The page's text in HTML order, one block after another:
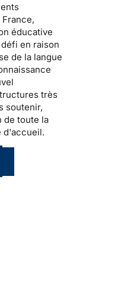
,
éducative
en raison
de la langue
très
soutenir,
de toute la
d'accueil.